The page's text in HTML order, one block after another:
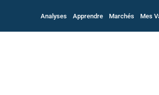
Analyses Apprendre Marchés Mes